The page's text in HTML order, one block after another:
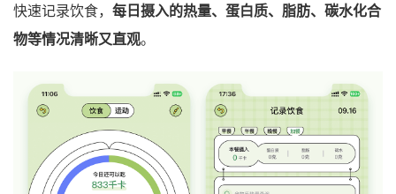
快速记录饮食， 每日摄入的热量、蛋白质、脂肪、碳水化合
物等情况清晰又直观。